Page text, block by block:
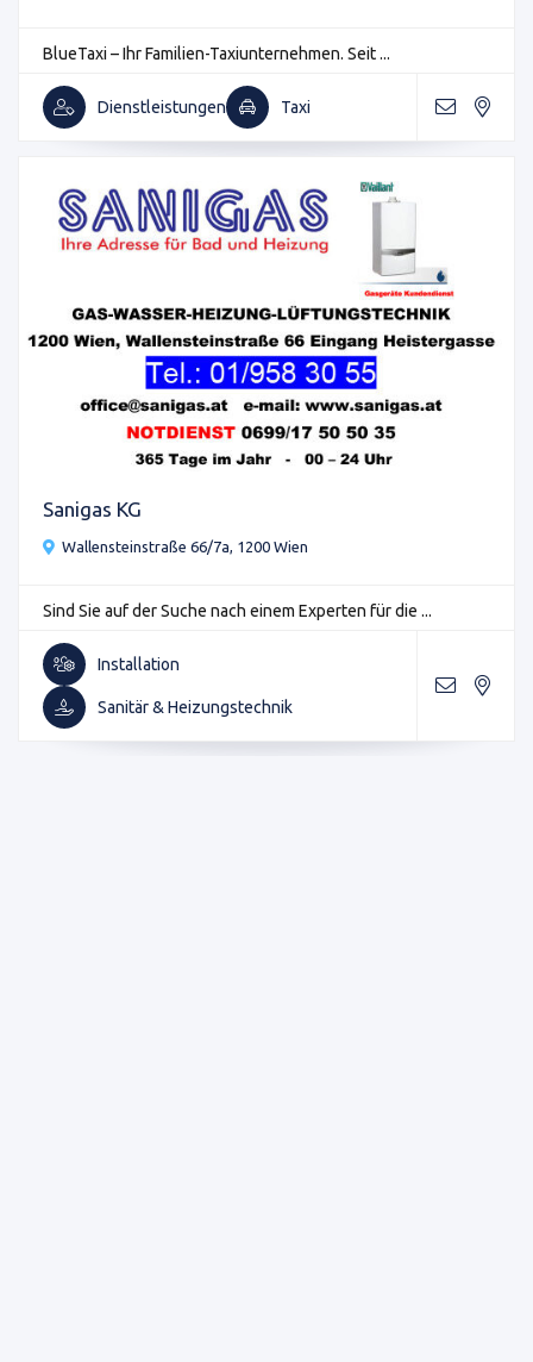
BlueTaxi – Ihr Familien-Taxiunternehmen. Seit ...
Dienstleistungen Taxi
Sanigas KG
Wallensteinstraße 66/7a, 1200 Wien
Sind Sie auf der Suche nach einem Experten für die ...
Installation
Sanitär & Heizungstechnik